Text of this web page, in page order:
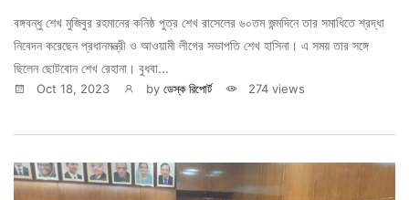
বঙ্গবন্ধু শেখ মুজিবুর রহমানের কনিষ্ঠ পুত্র শেখ রাসেলের ৬০তম জন্মদিনে তার সমাধিতে শ্রদ্ধা
নিবেদন করেছেন প্রধানমন্ত্রী ও আওয়ামী লীগের সভাপতি শেখ হাসিনা। এ সময় তার সঙ্গে
ছিলেন ছোটবোন শেখ রেহানা। বুধবা...
Oct 18, 2023 by ডেস্ক রিপোর্ট 274 views